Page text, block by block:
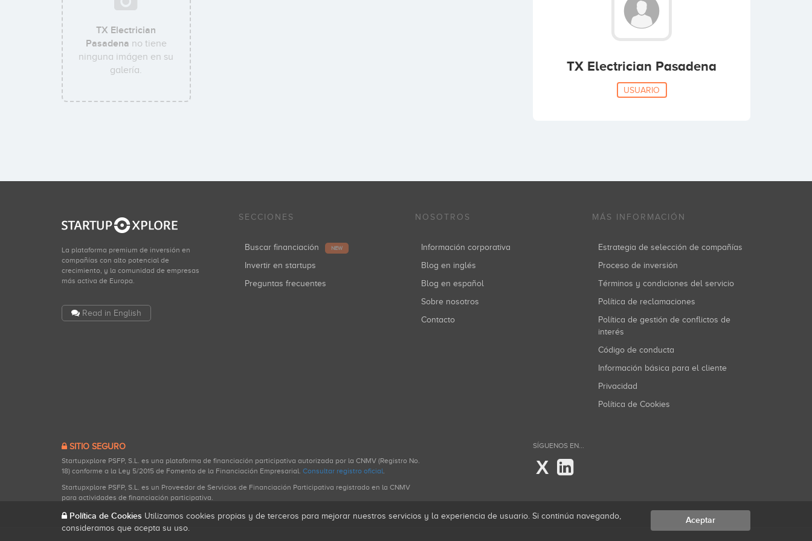
TX Electrician
Pasadena no tiene
ninguna imágen en su
galería.
TX Electrician Pasadena
USUARIO
La plataforma premium de inversión en
compañías con alto potencial de
crecimiento, y la comunidad de empresas
más activa de Europa.
Read in English
SECCIONES
Buscar financiación NEW
Invertir en startups
Preguntas frecuentes
NOSOTROS
Información corporativa
Blog en inglés
Blog en español
Sobre nosotros
Contacto
MÁS INFORMACIÓN
Estrategia de selección de compañías
Proceso de inversión
Términos y condiciones del servicio
Política de reclamaciones
Política de gestión de conflictos de
interés
Código de conducta
Información básica para el cliente
Privacidad
Política de Cookies
SITIO SEGURO
Startupxplore PSFP, S.L. es una plataforma de financiación participativa autorizada por la CNMV (Registro No.
18) conforme a la Ley 5/2015 de Fomento de la Financiación Empresarial. Consultar registro oficial.
Startupxplore PSFP, S.L. es un Proveedor de Servicios de Financiación Participativa registrado en la CNMV
para actividades de financiación participativa.
SÍGUENOS EN...
X
Política de Cookies Utilizamos cookies propias y de terceros para mejorar nuestros servicios y la experiencia de usuario. Si continúa navegando,
consideramos que acepta su uso.
Aceptar